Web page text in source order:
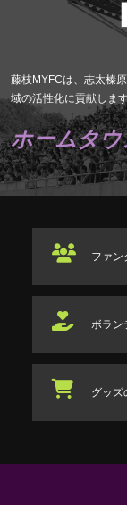
藤枝MYFCは、志太榛
域の活性化に貢献しま
ホームタ
ファン
ボラン
グッズ